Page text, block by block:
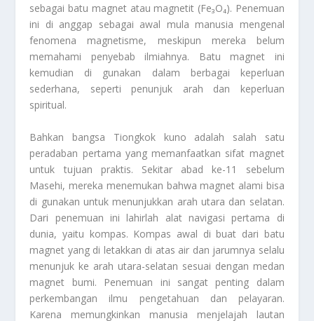
sebagai batu magnet atau magnetit (Fe₃O₄). Penemuan
ini di anggap sebagai awal mula manusia mengenal
fenomena magnetisme, meskipun mereka belum
memahami penyebab ilmiahnya. Batu magnet ini
kemudian di gunakan dalam berbagai keperluan
sederhana, seperti penunjuk arah dan keperluan
spiritual.
Bahkan bangsa Tiongkok kuno adalah salah satu
peradaban pertama yang memanfaatkan sifat magnet
untuk tujuan praktis. Sekitar abad ke-11 sebelum
Masehi, mereka menemukan bahwa magnet alami bisa
di gunakan untuk menunjukkan arah utara dan selatan.
Dari penemuan ini lahirlah alat navigasi pertama di
dunia, yaitu kompas. Kompas awal di buat dari batu
magnet yang di letakkan di atas air dan jarumnya selalu
menunjuk ke arah utara-selatan sesuai dengan medan
magnet bumi. Penemuan ini sangat penting dalam
perkembangan ilmu pengetahuan dan pelayaran.
Karena memungkinkan manusia menjelajah lautan